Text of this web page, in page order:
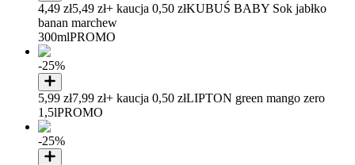
4,49 zł5,49 zł+ kaucja 0,50 złKUBUŚ BABY Sok jabłko
banan marchew
300mlPROMO
-25%
5,99 zł7,99 zł+ kaucja 0,50 złLIPTON green mango zero
1,5lPROMO
-25%